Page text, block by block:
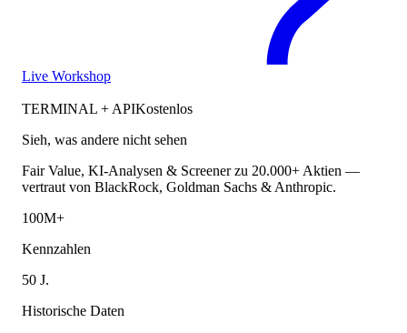
Live Workshop
TERMINAL + APIKostenlos
Sieh, was andere nicht sehen
Fair Value, KI-Analysen & Screener zu 20.000+ Aktien —
vertraut von BlackRock, Goldman Sachs & Anthropic.
100M+
Kennzahlen
50 J.
Historische Daten